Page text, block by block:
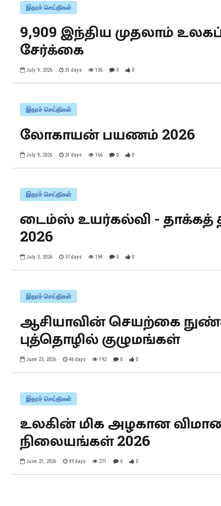
இதரச் செய்திகள்
9,909 இந்திய முதலாம்
சேர்க்கை
July 9, 2026 31 days 136 0 0
இதரச் செய்திகள்
லோகாயன் பயணம் 2026
July 9, 2026 31 days 166 0 0
இதரச் செய்திகள்
டைம்ஸ் உயர்கல்வி - தாக்கத்
2026
July 3, 2026 37 days 194 0 0
இதரச் செய்திகள்
ஆசியாவின் செயற்கை
புத்தொழில் குழுமங்கள்
June 23, 2026 46 days 192 0 0
இதரச் செய்திகள்
உலகின் மிக அழகான
நிலையங்கள் 2026
June 21, 2026 49 days 271 0 0